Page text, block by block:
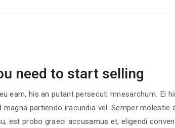
need to start selling
eam, his an putant persecuti mnesarchum. Ei
magna partiendo iracundia vel. Semper
est probo graeci accusamus et, eligendi